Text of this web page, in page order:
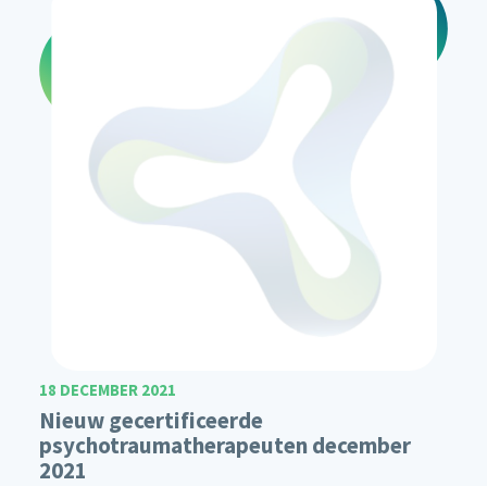
18 DECEMBER 2021
Nieuw gecertificeerde
psychotraumatherapeuten december
2021